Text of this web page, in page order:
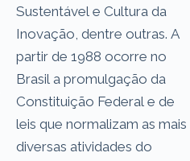
Sustentável e Cultura da
Inovação, dentre outras. A
partir de 1988 ocorre no
Brasil a promulgação da
Constituição Federal e de
leis que normalizam as mais
diversas atividades do